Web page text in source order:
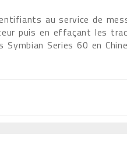
au service de
puis en effaçant les
Series 60 en